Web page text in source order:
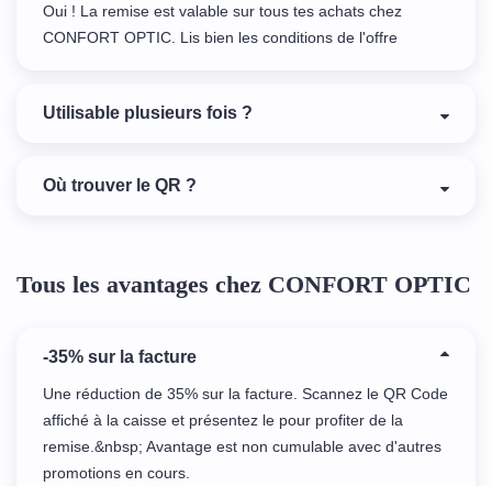
Oui ! La remise est valable sur tous tes achats chez
CONFORT OPTIC. Lis bien les conditions de l'offre
Utilisable plusieurs fois ?
Où trouver le QR ?
Tous les avantages chez CONFORT OPTIC
-35% sur la facture
Une réduction de 35% sur la facture. Scannez le QR Code
affiché à la caisse et présentez le pour profiter de la
remise.&nbsp; Avantage est non cumulable avec d'autres
promotions en cours.